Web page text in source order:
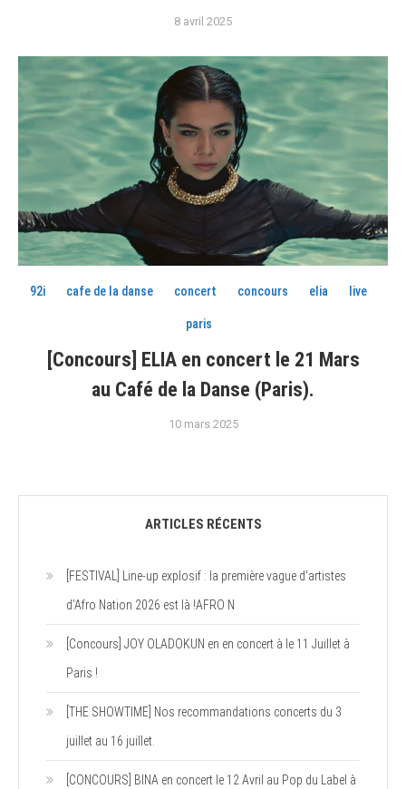
8 avril 2025
92i cafe de la danse concert concours elia live
paris
[Concours] ELIA en concert le 21 Mars
au Café de la Danse (Paris).
10 mars 2025
ARTICLES RÉCENTS
[FESTIVAL] Line-up explosif : la première vague d’artistes
d’Afro Nation 2026 est là !AFRO N
[Concours] JOY OLADOKUN en en concert à le 11 Juillet à
Paris !
[THE SHOWTIME] Nos recommandations concerts du 3
juillet au 16 juillet.
[CONCOURS] BINA en concert le 12 Avril au Pop du Label à